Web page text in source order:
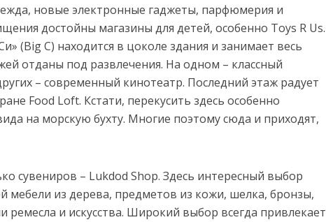
новые электронные гаджеты, парфюмерия и
достойны магазины для детей, особенно Toys R Us.
(Big C) находится в цоколе здания и занимает весь
отданы под развлечения. На одном – классный
– современный кинотеатр. Последний этаж радует
Food Loft. Кстати, перекусить здесь особенно
на морскую бухту. Многие поэтому сюда и приходят,
сувениров – Lukdod Shop. Здесь интересный выбор
мебели из дерева, предметов из кожи, шелка, бронзы,
ремесла и искусства. Широкий выбор всегда привлекает